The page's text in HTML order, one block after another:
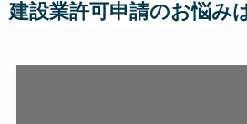
建設業許可申請のお悩み